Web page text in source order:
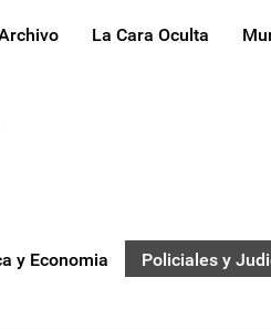
La Cara Oculta
y Economia Policiales y